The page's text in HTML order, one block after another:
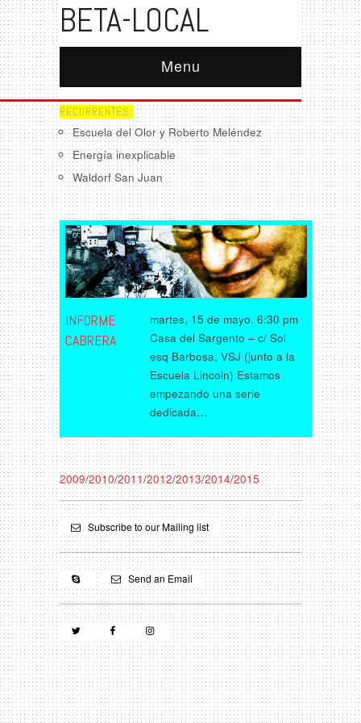
BETA-LOCAL
Menu
RECURRENTES:
Escuela del Olor y Roberto Meléndez
Energía inexplicable
Waldorf San Juan
INFORME
CABRERA
martes, 15 de mayo. 6:30 pm
Casa del Sargento – c/ Sol
esq Barbosa, VSJ (junto a la
Escuela Lincoln) Estamos
empezando una serie
dedicada…
2009/2010/2011/2012/2013/2014/2015
Subscribe to our Mailing list
Send an Email